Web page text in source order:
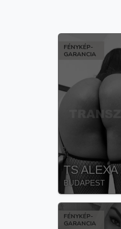
FÉNYKÉP-
GARANCIA
TS ALEXA
BUDAPEST
FÉNYKÉP-
GARANCIA